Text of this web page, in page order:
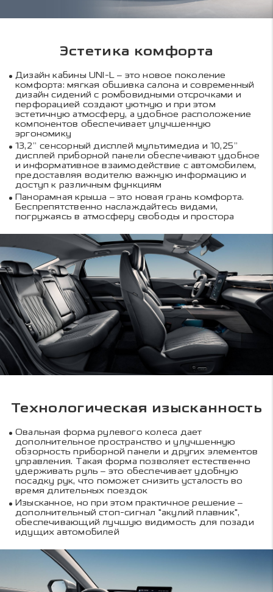
Эстетика комфорта
Дизайн кабины UNI-L – это новое поколение
комфорта: мягкая обшивка салона и современный
дизайн сидений с ромбовидными отсрочками и
перфорацией создают уютную и при этом
эстетичную атмосферу, а удобное расположение
компонентов обеспечивает улучшенную
эргономику
13,2” сенсорный дисплей мультимедиа и 10,25”
дисплей приборной панели обеспечивают удобное
и информативное взаимодействие с автомобилем,
предоставляя водителю важную информацию и
доступ к различным функциям
Панорамная крыша – это новая грань комфорта.
Беспрепятственно наслаждайтесь видами,
погружаясь в атмосферу свободы и простора
Технологическая изысканность
Овальная форма рулевого колеса дает
дополнительное пространство и улучшенную
обзорность приборной панели и других элементов
управления. Такая форма позволяет естественно
удерживать руль – это обеспечивает удобную
посадку рук, что поможет снизить усталость во
время длительных поездок
Изысканное, но при этом практичное решение –
дополнительный стоп-сигнал "акулий плавник",
обеспечивающий лучшую видимость для позади
идущих автомобилей